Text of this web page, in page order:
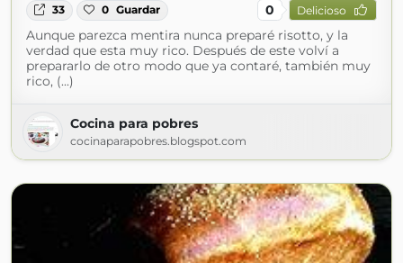
33 0 Guardar 0 Delicioso
Aunque parezca mentira nunca preparé risotto, y la
verdad que esta muy rico. Después de este volví a
prepararlo de otro modo que ya contaré, también muy
rico, (...)
Cocina para pobres
cocinaparapobres.blogspot.com